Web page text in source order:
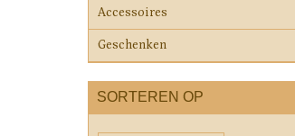
Accessoires
Geschenken
SORTEREN OP